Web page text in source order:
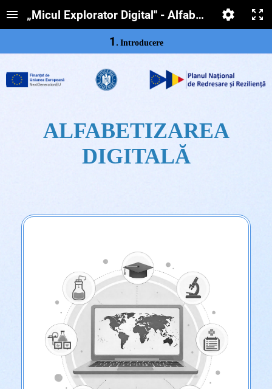
„Micul Explorator Digital'' - Alfabetizarea
1 . Introducere
ALFABETIZAREA
DIGITALĂ